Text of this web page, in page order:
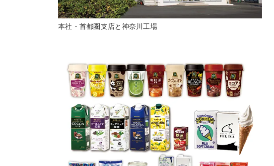
本社・首都圏支店と神奈川工場